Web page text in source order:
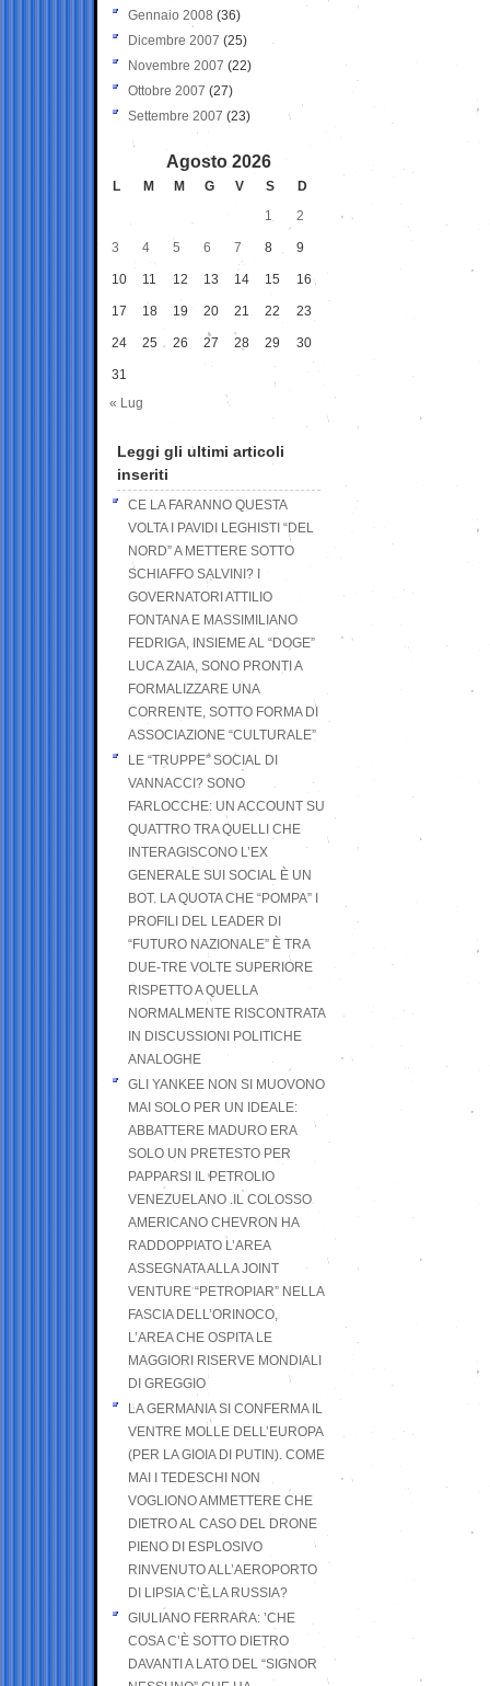
Gennaio 2008 (36)
Dicembre 2007 (25)
Novembre 2007 (22)
Ottobre 2007 (27)
Settembre 2007 (23)
Agosto 2026
L M M G V S
D
1
2
3 4 5 6 7 8 9
10 11 12 13 14 15 16
17 18 19 20 21 22 23
24 25 26 27 28 29 30
31
« Lug
Leggi gli ultimi articoli
inseriti
CE LA FARANNO QUESTA
VOLTA I PAVIDI LEGHISTI “DEL
NORD” A METTERE SOTTO
SCHIAFFO SALVINI? I
GOVERNATORI ATTILIO
FONTANA E MASSIMILIANO
FEDRIGA, INSIEME AL “DOGE”
LUCA ZAIA, SONO PRONTI A
FORMALIZZARE UNA
CORRENTE, SOTTO FORMA DI
ASSOCIAZIONE “CULTURALE”
LE “TRUPPE” SOCIAL DI
VANNACCI? SONO
FARLOCCHE: UN ACCOUNT SU
QUATTRO TRA QUELLI CHE
INTERAGISCONO L’EX
GENERALE SUI SOCIAL È UN
BOT. LA QUOTA CHE “POMPA” I
PROFILI DEL LEADER DI
“FUTURO NAZIONALE” È TRA
DUE-TRE VOLTE SUPERIORE
RISPETTO A QUELLA
NORMALMENTE RISCONTRATA
IN DISCUSSIONI POLITICHE
ANALOGHE
GLI YANKEE NON SI MUOVONO
MAI SOLO PER UN IDEALE:
ABBATTERE MADURO ERA
SOLO UN PRETESTO PER
PAPPARSI IL PETROLIO
VENEZUELANO .IL COLOSSO
AMERICANO CHEVRON HA
RADDOPPIATO L’AREA
ASSEGNATA ALLA JOINT
VENTURE “PETROPIAR” NELLA
FASCIA DELL’ORINOCO,
L’AREA CHE OSPITA LE
MAGGIORI RISERVE MONDIALI
DI GREGGIO
LA GERMANIA SI CONFERMA IL
VENTRE MOLLE DELL’EUROPA
(PER LA GIOIA DI PUTIN). COME
MAI I TEDESCHI NON
VOGLIONO AMMETTERE CHE
DIETRO AL CASO DEL DRONE
PIENO DI ESPLOSIVO
RINVENUTO ALL’AEROPORTO
DI LIPSIA C’È LA RUSSIA?
GIULIANO FERRARA: ’CHE
COSA C’È SOTTO DIETRO
DAVANTI A LATO DEL “SIGNOR